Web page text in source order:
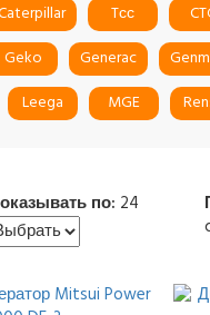
Tсс
Geko Generac
Leega MGE
по: 24